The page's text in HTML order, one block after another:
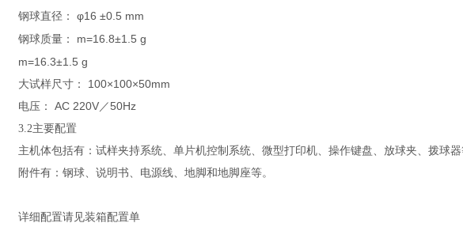
钢球直径： φ16 ±0.5 mm
钢球质量：
m=16.8±1.5 g
m=16.3±1.5 g
大试样尺寸：
100×100×50mm
电压： AC 220V／50Hz
3.2主要配置
主机体包括有：试样夹持系统、单片机控制系统、微型打印机、操作键盘、放球夹、拨球
附件有：钢球、说明书、电源线、地脚和地脚座等。
详细配置请见装箱配置单